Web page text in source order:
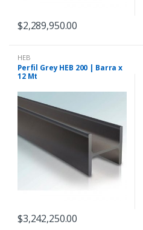
$2,289,950.00
HEB
Perfil Grey HEB 200 | Barra x
12 Mt
$3,242,250.00